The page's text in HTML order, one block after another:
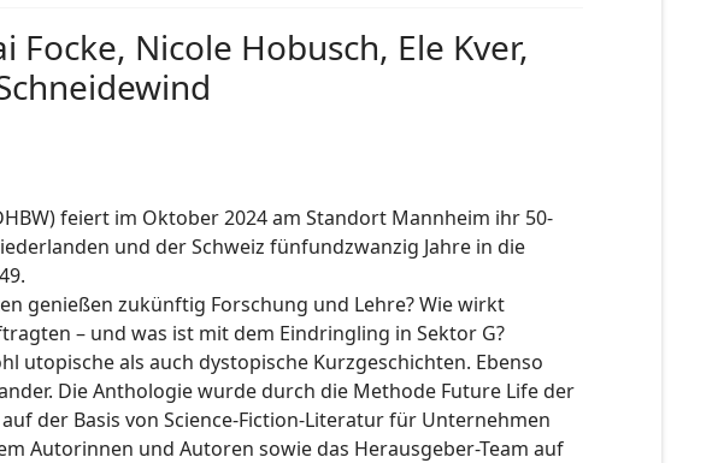
Focke, Nicole Hobusch, Ele Kver,
feiert im Oktober 2024 am Standort Mannheim ihr 50-
und der Schweiz fünfundzwanzig Jahre in die
genießen zukünftig Forschung und Lehre? Wie wirkt
– und was ist mit dem Eindringling in Sektor G?
utopische als auch dystopische Kurzgeschichten. Ebenso
Die Anthologie wurde durch die Methode Future Life der
der Basis von Science-Fiction-Literatur für Unternehmen
Autorinnen und Autoren sowie das Herausgeber-Team auf